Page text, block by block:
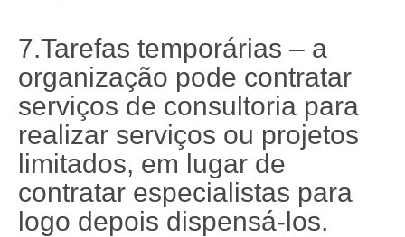
7.Tarefas temporárias – a
organização pode contratar
serviços de consultoria para
realizar serviços ou projetos
limitados, em lugar de
contratar especialistas para
logo depois dispensá-los.